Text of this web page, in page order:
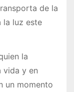
de la
la luz este
la
vida y en
un momento